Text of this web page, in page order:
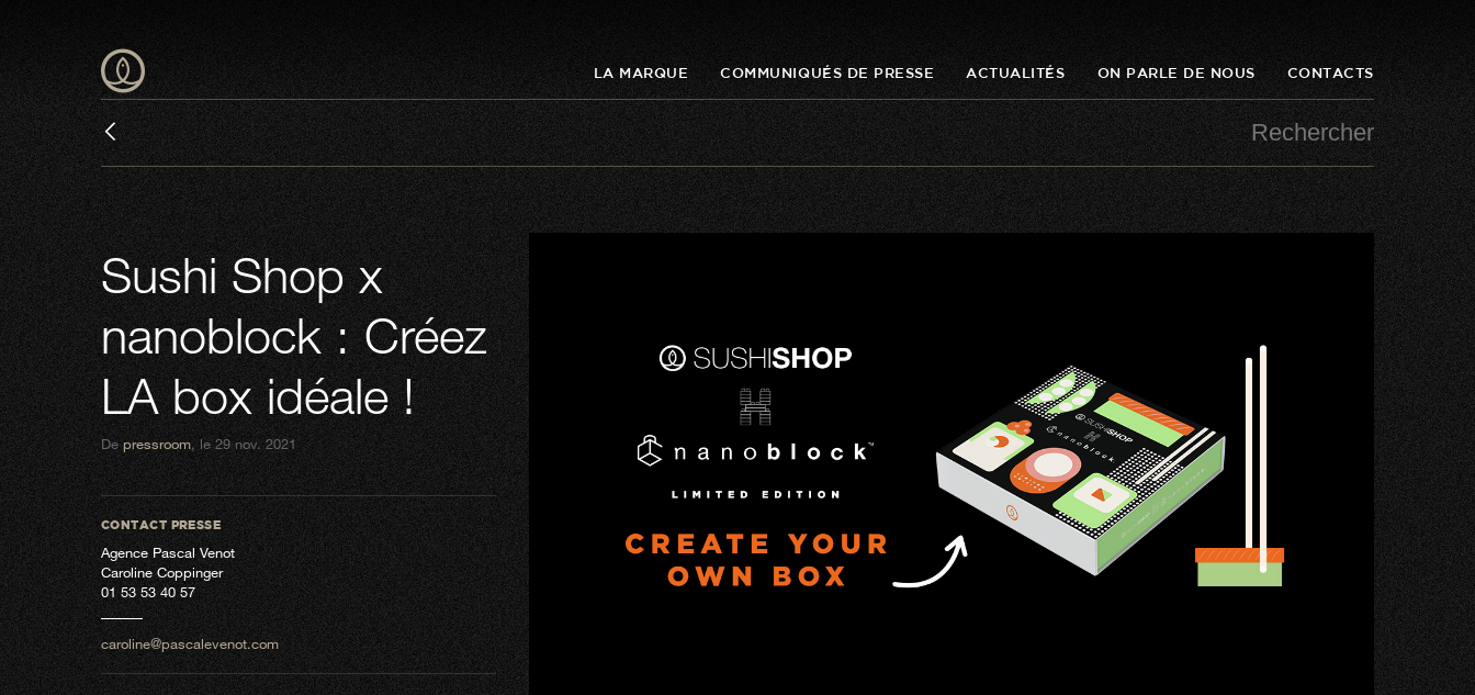
LA MARQUE COMMUNIQUÉS DE PRESSE ACTUALITÉS ON PARLE DE NOUS CONTACTS
Sushi Shop x
nanoblock : Créez
LA box idéale !
Depressroom, le 29 nov. 2021
CONTACT PRESSE
Agence Pascal Venot
Caroline Coppinger
01 53 53 40 57
caroline@pascalevenot.com